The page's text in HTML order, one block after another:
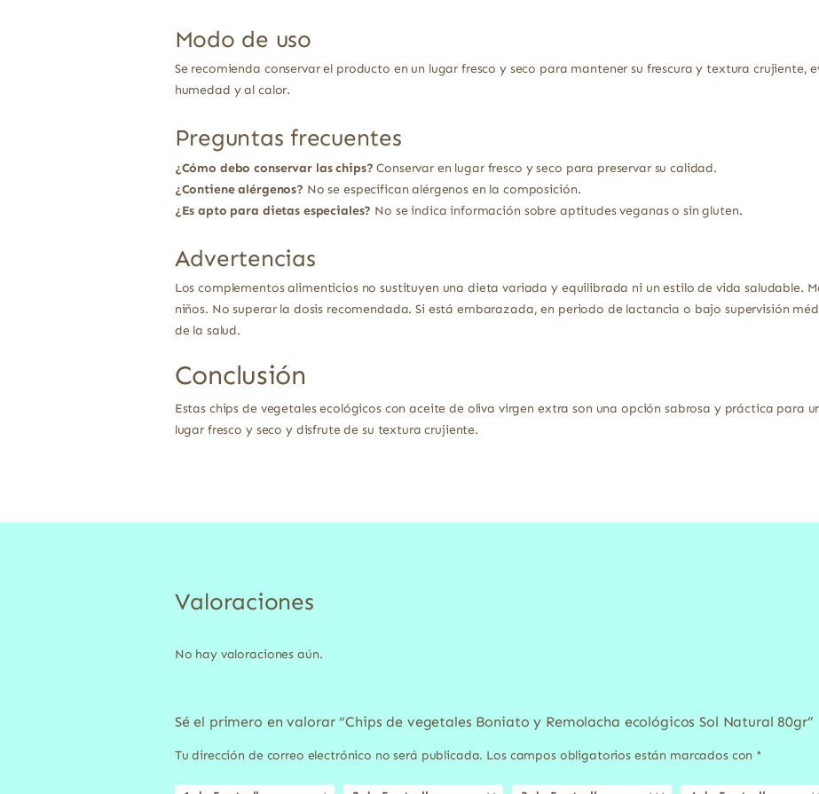
Modo de uso
Se recomienda conservar el producto en un lugar fresco y seco para mantener su frescura y textura crujiente,
humedad y al calor.
Preguntas frecuentes
¿Cómo debo conservar las chips? Conservar en lugar fresco y seco para preservar su calidad.
¿Contiene alérgenos? No se especifican alérgenos en la composición.
¿Es apto para dietas especiales? No se indica información sobre aptitudes veganas o sin gluten.
Advertencias
Los complementos alimenticios no sustituyen una dieta variada y equilibrada ni un estilo de vida saludable.
niños. No superar la dosis recomendada. Si está embarazada, en periodo de lactancia o bajo supervisión
de la salud.
Conclusión
Estas chips de vegetales ecológicos con aceite de oliva virgen extra son una opción sabrosa y práctica para
lugar fresco y seco y disfrute de su textura crujiente.
Valoraciones
No hay valoraciones aún.
Sé el primero en valorar “Chips de vegetales Boniato y Remolacha ecológicos Sol Natural 80gr”
Tu dirección de correo electrónico no será publicada. Los campos obligatorios están marcados con *